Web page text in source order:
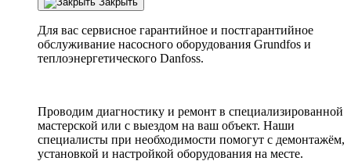
Для вас сервисное гарантийное и постгарантийное
обслуживание насосного оборудования Grundfos и
теплоэнергетического Danfoss.
Проводим диагностику и ремонт в специализированной
мастерской или с выездом на ваш объект. Наши
специалисты при необходимости помогут с демонтажём,
установкой и настройкой оборудования на месте.